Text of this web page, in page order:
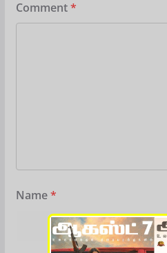
Comment*
Name*